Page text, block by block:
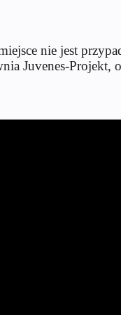
nie jest
Juvenes-Projekt,